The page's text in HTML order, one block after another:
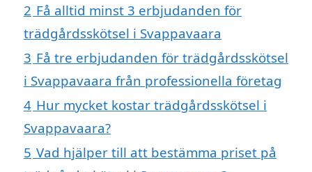
2 Få alltid minst 3 erbjudanden för
trädgårdsskötsel i Svappavaara
3 Få tre erbjudanden för trädgårdsskötsel
i Svappavaara från professionella företag
4 Hur mycket kostar trädgårdsskötsel i
Svappavaara?
5 Vad hjälper till att bestämma priset på